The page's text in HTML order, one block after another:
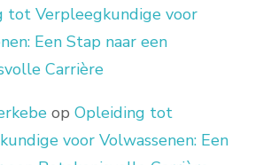
tot Verpleegkundige voor
Een Stap naar een
Carrière
op Opleiding tot
voor Volwassenen: Een